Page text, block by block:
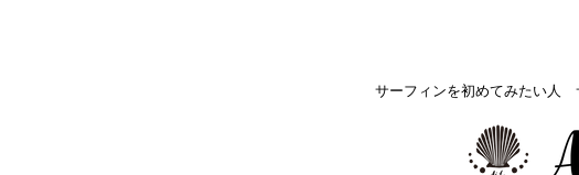
サーフィンを初めてみたい人